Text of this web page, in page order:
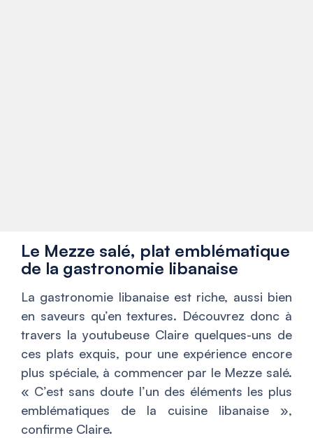
Le Mezze salé, plat emblématique
de la gastronomie libanaise
La gastronomie libanaise est riche, aussi bien
en saveurs qu’en textures. Découvrez donc à
travers la youtubeuse Claire quelques-uns de
ces plats exquis, pour une expérience encore
plus spéciale, à commencer par le Mezze salé.
« C’est sans doute l’un des éléments les plus
emblématiques de la cuisine libanaise »,
confirme Claire.